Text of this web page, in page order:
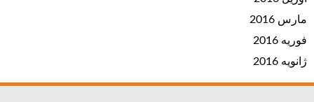
مارس 2016
فوریه 2016
ژانویه 2016